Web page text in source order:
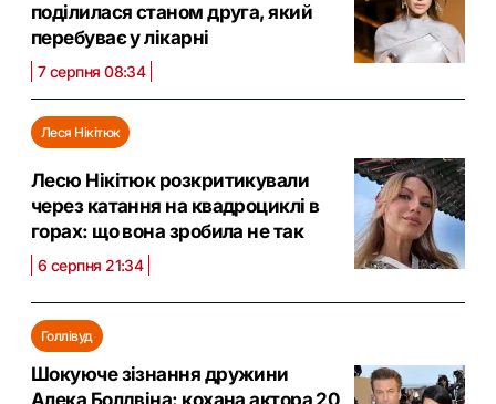
поділилася станом друга, який
перебуває у лікарні
7 серпня 08:34
Леся Нікітюк
Лесю Нікітюк розкритикували
через катання на квадроциклі в
горах: що вона зробила не так
6 серпня 21:34
Голлівуд
Шокуюче зізнання дружини